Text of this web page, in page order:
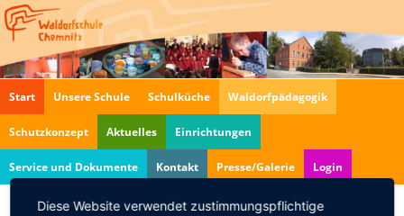
Start Unsere Schule Schulküche Waldorfpädagogik
Schutzkonzept Aktuelles Einrichtungen
Service und Dokumente Kontakt Presse/Galerie Login
Diese Website verwendet zustimmungspflichtige